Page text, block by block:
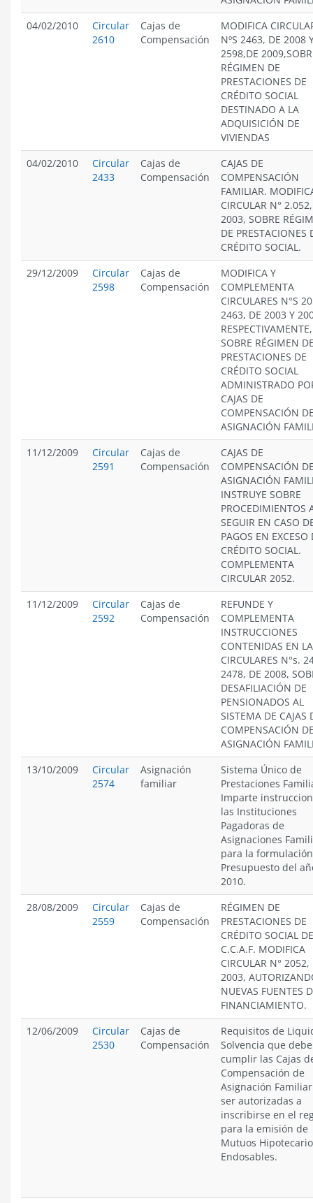
04/02/2010
Circular
2610
Cajas de
Compensación
MODIFICA
NºS 2463, DE 2008
2598,DE
RÉGIMEN DE
PRESTACIONES DE
CRÉDITO SOCIAL
DESTINADO A LA
ADQUISICIÓN DE
VIVIENDAS
04/02/2010
Circular
2433
Cajas de
Compensación
CAJAS DE
COMPENSACIÓN
FAMILIAR.
CIRCULAR N°
2003, SOBRE
DE PRESTACIONES
CRÉDITO SOCIAL.
29/12/2009
Circular
2598
Cajas de
Compensación
MODIFICA Y
COMPLEMENTA
CIRCULARES N°S
2463, DE 2003 Y
RESPECTIVAMENTE,
SOBRE RÉGIMEN
PRESTACIONES DE
CRÉDITO SOCIAL
ADMINISTRADO
CAJAS DE
COMPENSACIÓN
ASIGNACIÓN
11/12/2009
Circular
2591
Cajas de
Compensación
CAJAS DE
COMPENSACIÓN
ASIGNACIÓN
INSTRUYE SOBRE
PROCEDIMIENTOS
SEGUIR EN CASO
PAGOS EN EXCESO
CRÉDITO SOCIAL.
COMPLEMENTA
CIRCULAR 2052.
11/12/2009
Circular
2592
Cajas de
Compensación
REFUNDE Y
COMPLEMENTA
INSTRUCCIONES
CONTENIDAS EN
CIRCULARES N°s.
2478, DE 2008,
DESAFILIACIÓN DE
PENSIONADOS AL
SISTEMA DE CAJAS
COMPENSACIÓN
ASIGNACIÓN
13/10/2009
Circular
2574
Asignación
familiar
Sistema Único de
Prestaciones
Imparte
las Instituciones
Pagadoras de
Asignaciones
para la
Presupuesto del
2010.
28/08/2009
Circular
2559
Cajas de
Compensación
RÉGIMEN DE
PRESTACIONES DE
CRÉDITO SOCIAL
C.C.A.F. MODIFICA
CIRCULAR N° 2052,
2003,
NUEVAS FUENTES
FINANCIAMIENTO.
12/06/2009
Circular
2530
Cajas de
Compensación
Requisitos de
Solvencia que
cumplir las Cajas
Compensación de
Asignación
ser autorizadas a
inscribirse en el
para la emisión de
Mutuos
Endosables.